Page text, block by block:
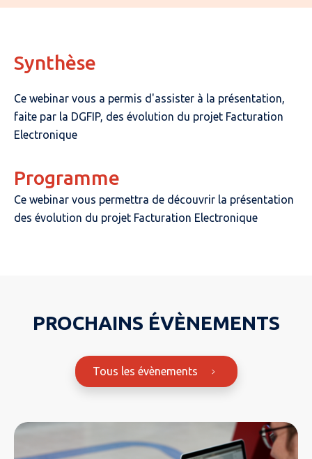
Synthèse
Ce webinar vous a permis d'assister à la présentation,
faite par la DGFIP, des évolution du projet Facturation
Electronique
Programme
Ce webinar vous permettra de découvrir la présentation
des évolution du projet Facturation Electronique
PROCHAINS ÉVÈNEMENTS
Tous les évènements